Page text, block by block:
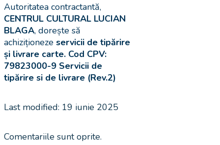
Autoritatea contractantă,
CENTRUL CULTURAL LUCIAN
BLAGA, dorește să
achiziționeze servicii de tipărire
și livrare carte. Cod CPV:
79823000-9 Servicii de
tipărire si de livrare (Rev.2)
Last modified: 19 iunie 2025
Comentariile sunt oprite.